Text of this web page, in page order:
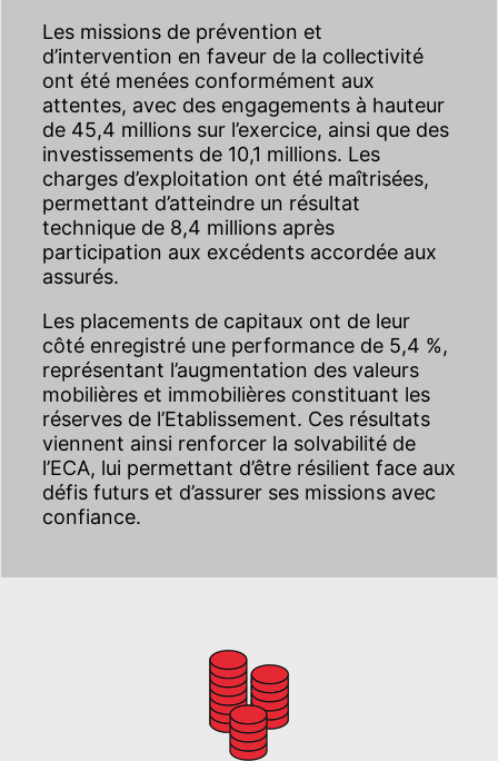
Les missions de prévention et
d’intervention en faveur de la collectivité
ont été menées conformément aux
attentes, avec des engagements à hauteur
de 45,4 millions sur l’exercice, ainsi que des
investissements de 10,1 millions. Les
charges d’exploitation ont été maîtrisées,
permettant d’atteindre un résultat
technique de 8,4 millions après
participation aux excédents accordée aux
assurés.
Les placements de capitaux ont de leur
côté enregistré une performance de 5,4 %,
représentant l’augmentation des valeurs
mobilières et immobilières constituant les
réserves de l’Etablissement. Ces résultats
viennent ainsi renforcer la solvabilité de
l’ECA, lui permettant d’être résilient face aux
défis futurs et d’assurer ses missions avec
confiance.